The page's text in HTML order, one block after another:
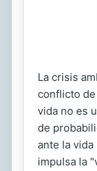
La crisis
conflicto de
vida no es
de
ante la
impulsa la